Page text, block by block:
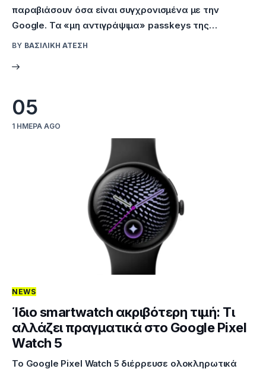
παραβιάσουν όσα είναι συγχρονισμένα με την
Google. Τα «μη αντιγράψιμα» passkeys της…
BY ΒΑΣΙΛΙΚΉ ΑΤΈΣΗ
05
1 ΗΜΈΡΑ AGO
NEWS
Ίδιο smartwatch ακριβότερη τιμή: Τι
αλλάζει πραγματικά στο Google Pixel
Watch 5
Το Google Pixel Watch 5 διέρρευσε ολοκληρωτικά